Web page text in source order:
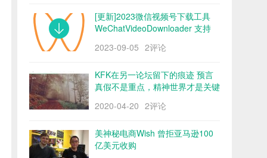
[更新]2023微信视频号下载工具
WeChatVideoDownloader 支持
2023-09-05 2评论
KFK在另一论坛留下的痕迹 预言
真假不是重点，精神世界才是关键
2020-04-20 2评论
美神秘电商Wish 曾拒亚马逊100
亿美元收购